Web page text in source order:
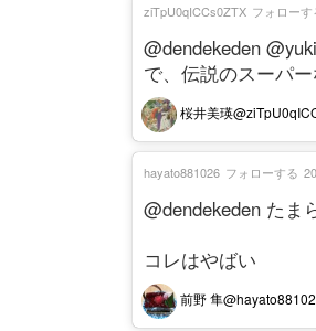
@dendekeden
で、伝説のスーパ
桜井美瑛
ziTpU0qICCs0ZTX フォローす
@dendekeden たま
コレはやばい
前野 隼
hayato881026 フォローする